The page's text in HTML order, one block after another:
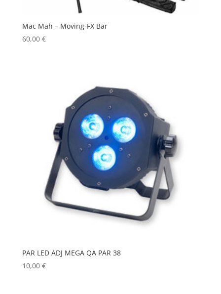
Mac Mah – Moving-FX Bar
60,00 €
PAR LED ADJ MEGA QA PAR 38
10,00 €